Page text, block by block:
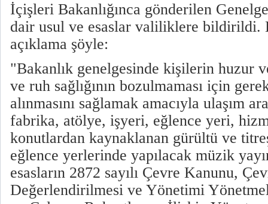
İçişleri Bakanlığınca gönderilen
dair usul ve esaslar valiliklere bildirildi.
açıklama şöyle:
"Bakanlık genelgesinde kişilerin huzur
ve ruh sağlığının bozulmaması için
alınmasını sağlamak amacıyla ulaşım
fabrika, atölye, işyeri, eğlence yeri,
konutlardan kaynaklanan gürültü ve
eğlence yerlerinde yapılacak müzik
esasların 2872 sayılı Çevre Kanunu,
Değerlendirilmesi ve Yönetimi